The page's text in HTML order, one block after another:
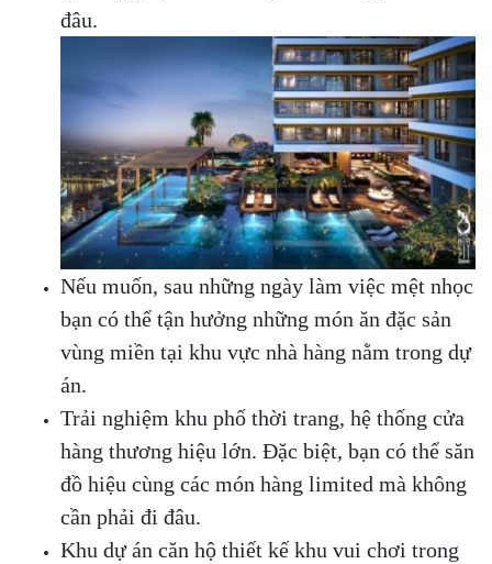
đâu.
Nếu muốn, sau những ngày làm việc mệt nhọc
bạn có thể tận hưởng những món ăn đặc sản
vùng miền tại khu vực nhà hàng nằm trong dự
án.
Trải nghiệm khu phố thời trang, hệ thống cửa
hàng thương hiệu lớn. Đặc biệt, bạn có thể săn
đồ hiệu cùng các món hàng limited mà không
cần phải đi đâu.
Khu dự án căn hộ thiết kế khu vui chơi trong